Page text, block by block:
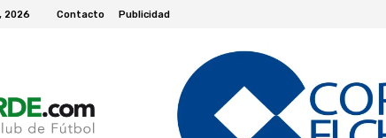
2026 Contacto Publicidad